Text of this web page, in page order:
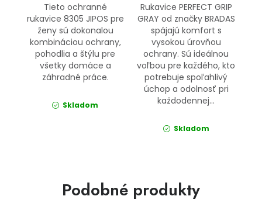
Tieto ochranné
rukavice 8305 JIPOS pre
ženy sú dokonalou
kombináciou ochrany,
pohodlia a štýlu pre
všetky domáce a
záhradné práce.
Skladom
Rukavice PERFECT GRIP
GRAY od značky BRADAS
spájajú komfort s
vysokou úrovňou
ochrany. Sú ideálnou
voľbou pre každého, kto
potrebuje spoľahlivý
úchop a odolnosť pri
každodennej...
Skladom
Podobné produkty